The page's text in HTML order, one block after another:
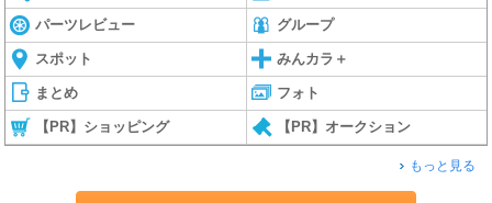
パーツレビュー グループ
スポット みんカラ＋
まとめ フォト
【PR】ショッピング 【PR】オークション
もっと見る